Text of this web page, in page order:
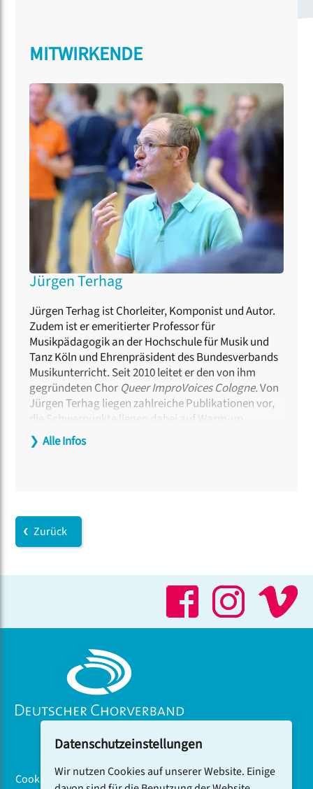
MITWIRKENDE
Jürgen Terhag
Jürgen Terhag ist Chorleiter, Komponist und Autor.
Zudem ist er emeritierter Professor für
Musikpädagogik an der Hochschule für Musik und
Tanz Köln und Ehrenpräsident des Bundesverbands
Musikunterricht. Seit 2010 leitet er den von ihm
gegründeten Chor Queer ImproVoices Cologne.Von
Jürgen Terhag liegen zahlreiche Publikationen vor,
die Schwerpunkte liegen dabei auf Warm-up,
Popmusikvermittlung, Klassenmusizieren und hier
insbesondere auf dem Erlernen von Live-
❯ Alle Infos
Zurück
Cookiebanner
Datenschutzeinstellungen
Wir nutzen Cookies auf unserer Website. Einige